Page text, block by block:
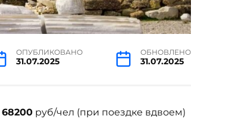
ОПУБЛИКОВАНО
31.07.2025
ОБНОВЛЕНО
31.07.2025
68200 руб/чел (при поездке вдвоем)